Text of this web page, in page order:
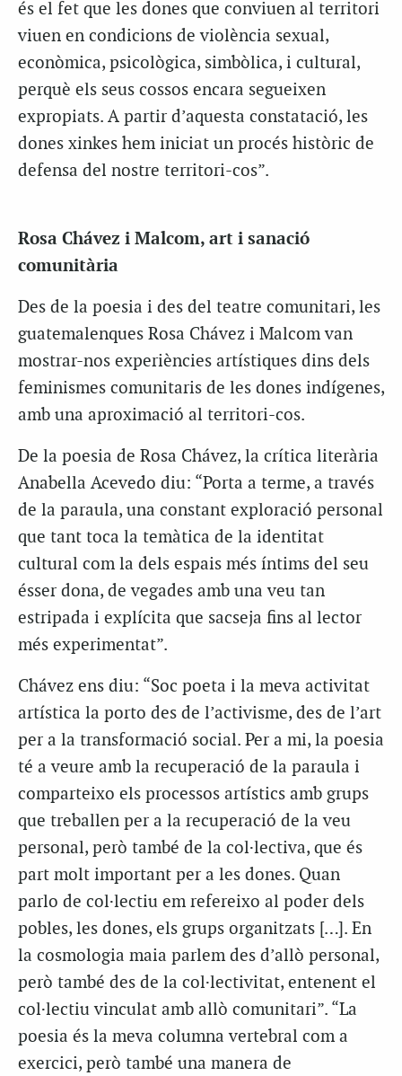
és el fet que les dones que conviuen al territori
viuen en condicions de violència sexual,
econòmica, psicològica, simbòlica, i cultural,
perquè els seus cossos encara segueixen
expropiats. A partir d’aquesta constatació, les
dones xinkes hem iniciat un procés històric de
defensa del nostre territori-cos”.
Rosa Chávez i Malcom, art i sanació
comunitària
Des de la poesia i des del teatre comunitari, les
guatemalenques Rosa Chávez i Malcom van
mostrar-nos experiències artístiques dins dels
feminismes comunitaris de les dones indígenes,
amb una aproximació al territori-cos.
De la poesia de Rosa Chávez, la crítica literària
Anabella Acevedo diu: “Porta a terme, a través
de la paraula, una constant exploració personal
que tant toca la temàtica de la identitat
cultural com la dels espais més íntims del seu
ésser dona, de vegades amb una veu tan
estripada i explícita que sacseja fins al lector
més experimentat”.
Chávez ens diu: “Soc poeta i la meva activitat
artística la porto des de l’activisme, des de l’art
per a la transformació social. Per a mi, la poesia
té a veure amb la recuperació de la paraula i
comparteixo els processos artístics amb grups
que treballen per a la recuperació de la veu
personal, però també de la col·lectiva, que és
part molt important per a les dones. Quan
parlo de col·lectiu em refereixo al poder dels
pobles, les dones, els grups organitzats […]. En
la cosmologia maia parlem des d’allò personal,
però també des de la col·lectivitat, entenent el
col·lectiu vinculat amb allò comunitari”. “La
poesia és la meva columna vertebral com a
exercici, però també una manera de